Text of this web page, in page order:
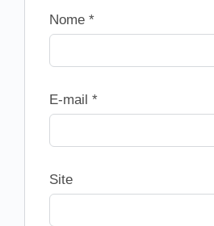
Nome *
E-mail *
Site